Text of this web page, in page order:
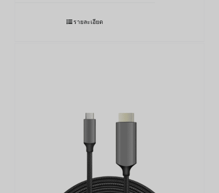
รายละเอียด